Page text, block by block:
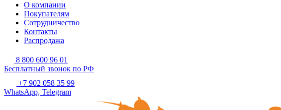
О компании
Покупателям
Сотрудничество
Контакты
Распродажа
8 800 600 96 01
Бесплатный звонок по РФ
+7 902 058 35 99
WhatsApp, Telegram